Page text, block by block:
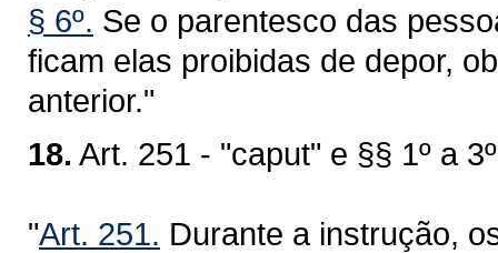
§ 6º. Se o parentesco das
ficam elas proibidas de depor,
anterior."
18. Art. 251 - "caput" e §§ 1º a
"Art. 251. Durante a instrução,